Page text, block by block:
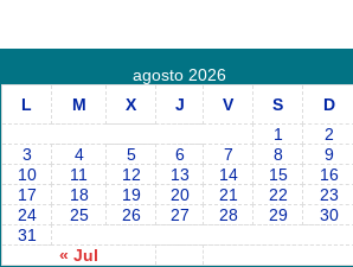
agosto 2026
L
M X J V S D
« Jul
1
2
3
4 5 6 7 8
9
10
11 12 13 14 15
16
17
18 19 20 21 22
23
24
25 26 27 28 29
30
31